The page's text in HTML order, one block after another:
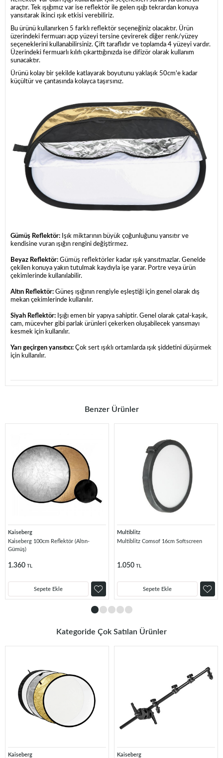
araçtır. Tek ışığımız var ise reflektör ile gelen ışığı tekrardan konuya
yansıtarak ikinci ışık etkisi verebiliriz.
Bu ürünü kullanırken 5 farklı reflektör seçeneğiniz olacaktır. Ürün
üzerindeki fermuarı açıp yüzeyi tersine çevirerek diğer renk/yüzey
seçeneklerini kullanabilirsiniz. Çift taraflıdır ve toplamda 4 yüzeyi vardır.
Üzerindeki fermuarlı kılıfı çıkarttığınızda ise difizör olarak kullanım
sunacaktır.
Ürünü kolay bir şekilde katlayarak boyutunu yaklaşık 50cm'e kadar
küçültür ve çantasında kolayca taşırsınız.
Gümüş Reflektör: Işık miktarının büyük çoğunluğunu yansıtır ve
kendisine vuran ışığın rengini değiştirmez.
Beyaz Reflektör: Gümüş reflektörler kadar ışık yansıtmazlar. Genelde
çekilen konuya yakın tutulmak kaydıyla işe yarar. Portre veya ürün
çekimlerinde kullanılabilir.
Altın Reflektör: Güneş ışığının rengiyle eşleştiği için genel olarak dış
mekan çekimlerinde kullanılır.
Siyah Reflektör: Işığı emen bir yapıya sahiptir. Genel olarak çatal-kaşık,
cam, mücevher gibi parlak ürünleri çekerken oluşabilecek yansımayı
kesmek için kullanılır.
Yarı geçirgen yansıtıcı: Çok sert ışıklı ortamlarda ışık şiddetini düşürmek
için kullanılır.
Benzer Ürünler
Kaiseberg
Kaiseberg 100cm Reflektör (Altın-
Gümüş)
1.360 TL
Sepete Ekle
Multiblitz
Multiblitz Comsof 16cm Softscreen
1.050 TL
Sepete Ekle
Kategoride Çok Satılan Ürünler
Kaiseberg
Kaiseberg